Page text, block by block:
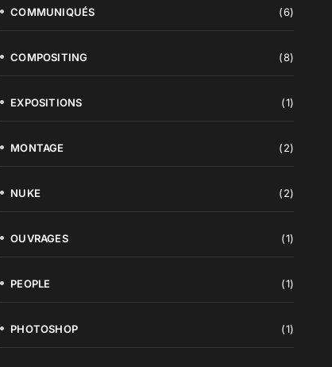
COMMUNIQUÉS (6)
COMPOSITING (8)
EXPOSITIONS (1)
MONTAGE (2)
NUKE (2)
OUVRAGES (1)
PEOPLE (1)
PHOTOSHOP (1)